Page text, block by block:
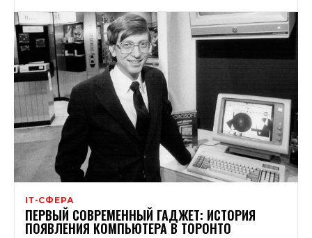
ІТ-СФЕРА
ПЕРВЫЙ СОВРЕМЕННЫЙ ГАДЖЕТ: ИСТОРИЯ
ПОЯВЛЕНИЯ КОМПЬЮТЕРА В ТОРОНТО